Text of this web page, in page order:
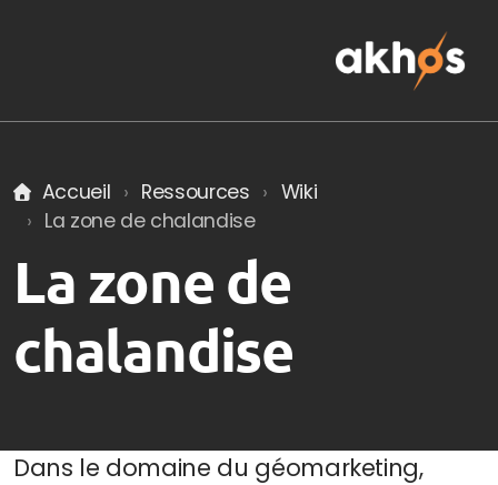
Accueil Ressources
Wiki
La zone de chalandise
La zone de
chalandise
Dans le domaine du géomarketing,
Nos engagements RSE
Sectorisation et développement d'un réseau
Collectivités